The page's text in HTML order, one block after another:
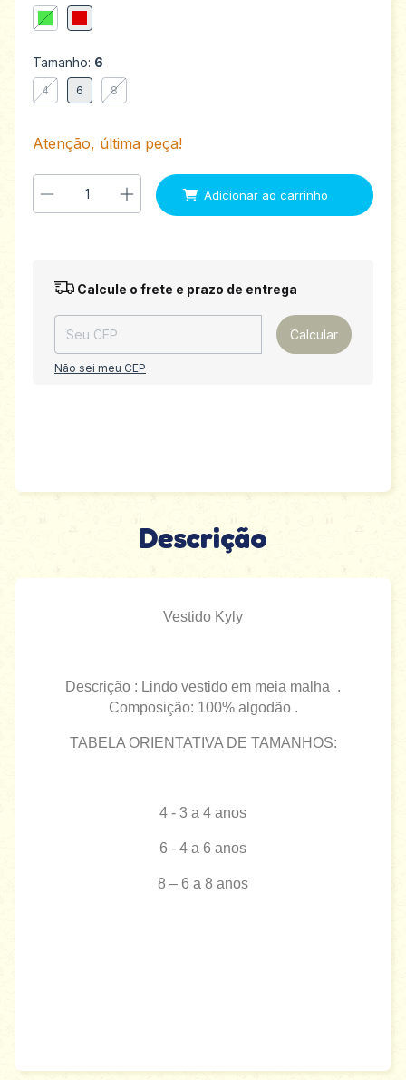
Tamanho: 6
4 6 8
Atenção, última peça!
Entregas para o CEP: Alterar CEP
Calcule o frete e prazo de entrega
Calcular
Não sei meu CEP
Descrição
Vestido Kyly
Descrição : Lindo vestido em meia malha .
Composição: 100% algodão .
TABELA ORIENTATIVA DE TAMANHOS:
4 - 3 a 4 anos
6 - 4 a 6 anos
8 – 6 a 8 anos